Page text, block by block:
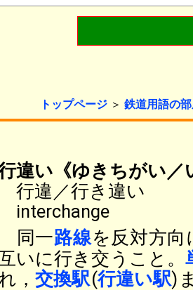
トップページ ＞ 鉄道用語の
違い《ゆきちがい／
行違／行き違い
interchange
同一路線を反対方向
いに行き交うこと。
， 交換駅(行違い駅)